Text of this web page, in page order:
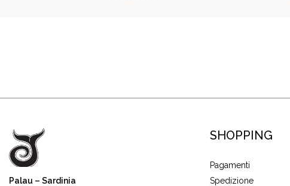
Palau – Sardinia
SHOPPING
Pagamenti
Spedizione